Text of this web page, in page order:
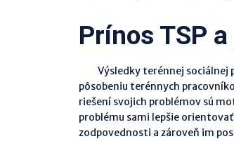
Prínos TSP
Výsledky terénnej sociálnej
pôsobeniu terénnych
riešení svojich problémov sú
problému sami lepšie
zodpovednosti a zároveň im